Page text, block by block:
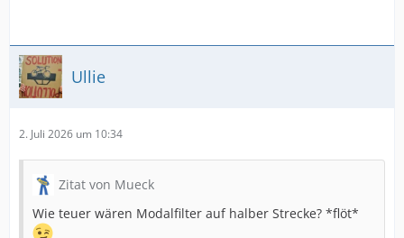
Ullie
2. Juli 2026 um 10:34
Zitat von Mueck
Wie teuer wären Modalfilter auf halber Strecke? *flöt*